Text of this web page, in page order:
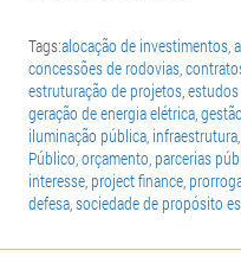
Tags:alocação de investimentos,
concessões de rodovias,
estruturação de projetos,
geração de energia elétrica,
iluminação pública, infraestrutura,
Público,orçamento, parcerias
interesse, project finance,
defesa,sociedade de propósito